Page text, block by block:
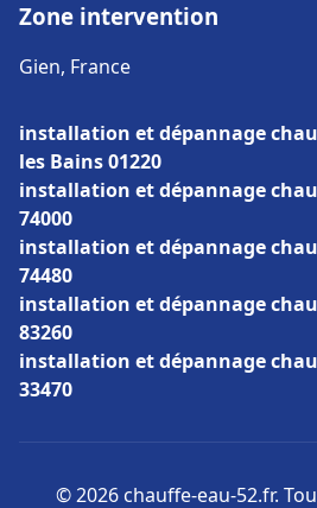
Zone intervention
Gien, France
installation et dépannage
les Bains 01220
installation et dépannage
74000
installation et dépannage
74480
installation et dépannage
83260
installation et dépannage
33470
© 2026 chauffe-eau-52.fr.